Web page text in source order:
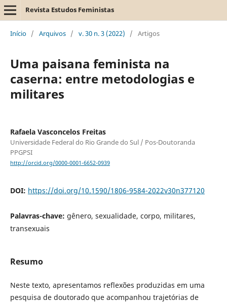
Revista Estudos Feministas
Início / Arquivos / v. 30 n. 3 (2022) / Artigos
Uma paisana feminista na
caserna: entre metodologias e
militares
Rafaela Vasconcelos Freitas
Universidade Federal do Rio Grande do Sul / Pos-Doutoranda
PPGPSI
http://orcid.org/0000-0001-6652-0939
DOI: https://doi.org/10.1590/1806-9584-2022v30n377120
Palavras-chave: gênero, sexualidade, corpo, militares,
transexuais
Resumo
Neste texto, apresentamos reflexões produzidas em uma
pesquisa de doutorado que acompanhou trajetórias de